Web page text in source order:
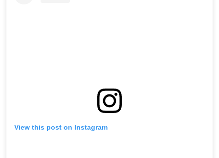
View this post on Instagram